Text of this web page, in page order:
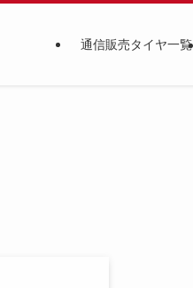
通信販売タイヤ一覧